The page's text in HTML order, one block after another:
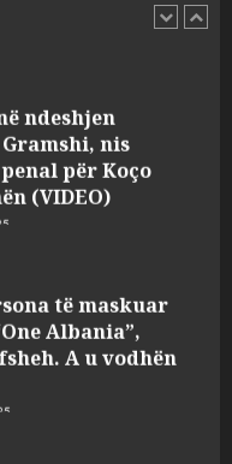
ndeshjen
nis
për Koço
(VIDEO)
të maskuar
Albania”,
A u vodhën